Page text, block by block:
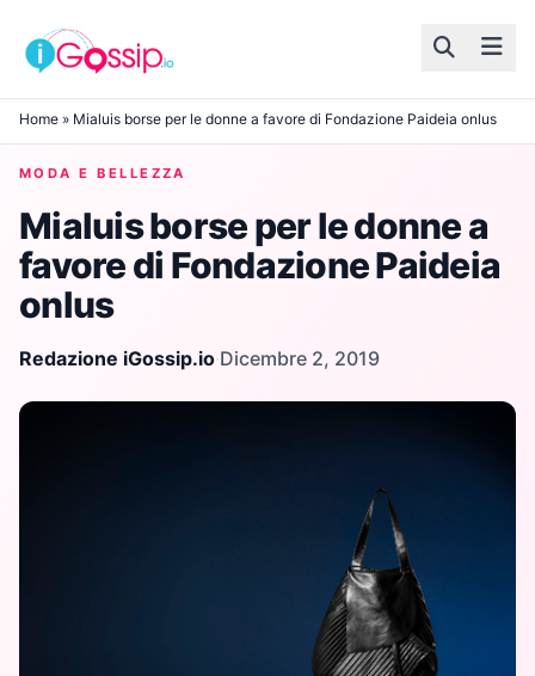
Skip to content
Home » Mialuis borse per le donne a favore di Fondazione Paideia onlus
MODA E BELLEZZA
Mialuis borse per le donne a
favore di Fondazione Paideia
onlus
Redazione iGossip.io·Dicembre 2, 2019